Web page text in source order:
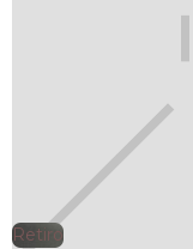
Retiro